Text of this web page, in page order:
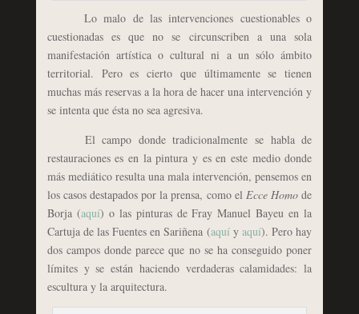
Lo malo de las intervenciones cuestionables o
cuestionadas es que no se circunscriben a una sola
manifestación artística o cultural ni a un sólo ámbito
territorial. Pero es cierto que últimamente se tienen
muchas más reservas a la hora de hacer una intervención y
se intenta que ésta no sea agresiva.
El campo donde tradicionalmente se habla de
restauraciones es en la pintura y es en este medio donde
más mediático resulta una mala intervención, pensemos en
los casos destapados por la prensa, como el Ecce Homo de
Borja (aquí) o las pinturas de Fray Manuel Bayeu en la
Cartuja de las Fuentes en Sariñena (aquíy aquí). Pero hay
dos campos donde parece que no se ha conseguido poner
límites y se están haciendo verdaderas calamidades: la
escultura y la arquitectura.